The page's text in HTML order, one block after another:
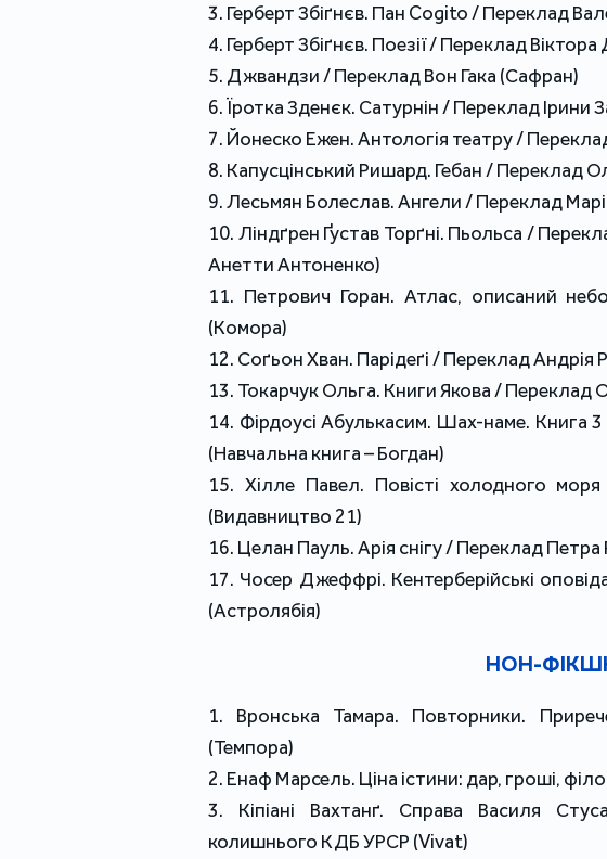
3. Герберт Збіґнєв. Пан Cogito / Переклад
4. Герберт Збіґнєв. Поезії / Переклад
5. Джвандзи / Переклад Вон Гака (Сафран)
6. Їротка Зденєк. Сатурнін / Переклад Ірини
7. Йонеско Ежен. Антологія театру /
8. Капусцінський Ришард. Гебан / Переклад
9. Лесьмян Болеслав. Ангели / Переклад
10. Ліндґрен Ґустав Торґні. Пьольса /
Анетти Антоненко)
11. Петрович Горан. Атлас, описаний
(Комора)
12. Соґьон Хван. Парідеґі / Переклад Андрія
13. Токарчук Ольга. Книги Якова / Переклад
14. Фірдоусі Абулькасим. Шах-наме. Книга
(Навчальна книга – Богдан)
15. Хілле Павел. Повісті холодного
(Видавництво 21)
16. Целан Пауль. Арія снігу / Переклад
17. Чосер Джеффрі. Кентерберійські
(Астролябія)
НОН-
1. Вронська Тамара. Повторники.
(Темпора)
2. Енаф Марсель. Ціна істини: дар, гроші,
3. Кіпіані Вахтанґ. Справа Василя
колишнього КДБ УРСР (Vivat)